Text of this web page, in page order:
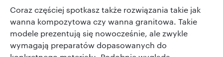
Coraz częściej spotkasz także rozwiązania takie jak
wanna kompozytowa czy wanna granitowa. Takie
modele prezentują się nowocześnie, ale zwykle
wymagają preparatów dopasowanych do